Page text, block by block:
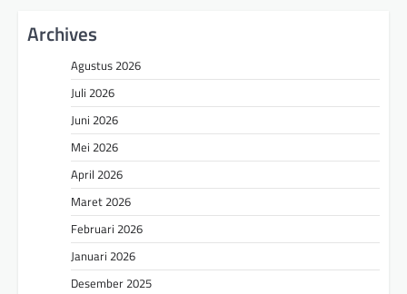
Archives
Agustus 2026
Juli 2026
Juni 2026
Mei 2026
April 2026
Maret 2026
Februari 2026
Januari 2026
Desember 2025